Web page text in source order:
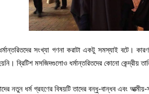
সংখ্যা গণনা করাটা একটু সমস্যাই বটে।
ব্রিটিশ মসজিদগুলোও ধর্মান্তরিতদের কোনো কেন্দ্রীয়
নতুন ধর্ম গ্রহণের বিষয়টি তাদের বন্ধু-বান্ধব এবং